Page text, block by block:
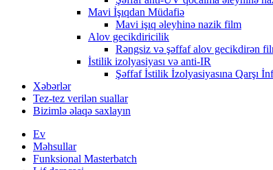
Mavi İşıqdan Müdafiə
Mavi işıq əleyhinə nazik film
Alov gecikdiricilik
Rəngsiz və şəffaf alov gecikdirən
İstilik izolyasiyası və anti-IR
Şəffaf İstilik İzolyasiyasına Qarşı
Xəbərlər
Tez-tez verilən suallar
Bizimlə əlaqə saxlayın
Ev
Məhsullar
Funksional Masterbatch